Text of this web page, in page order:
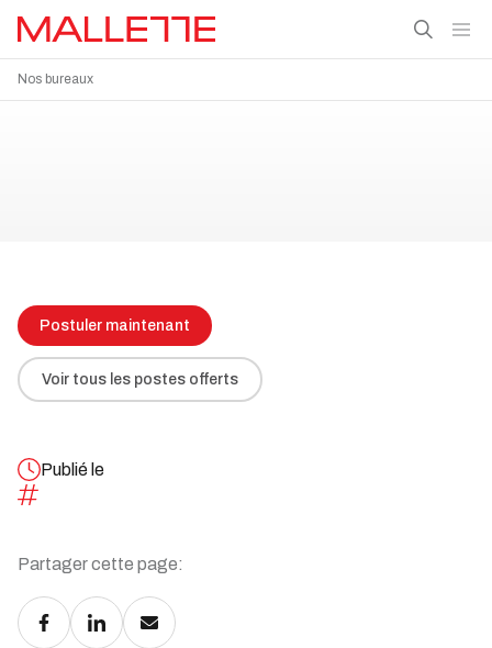
Nos bureaux
Postuler maintenant
Voir tous les postes offerts
Publié le
Partager cette page: